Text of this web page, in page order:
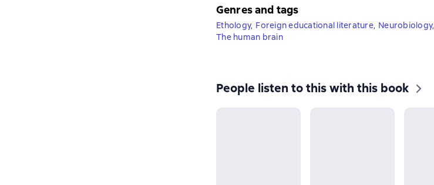
Genres and tags
Ethology, Foreign educational literature, Neurobiology,
The human brain
People listen to this with this book